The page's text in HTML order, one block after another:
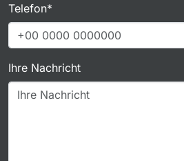
Telefon*
Ihre Nachricht